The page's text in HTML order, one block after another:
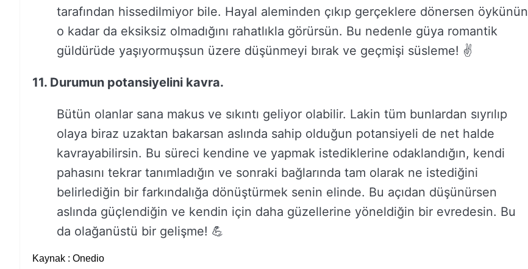
tarafından hissedilmiyor bile. Hayal aleminden çıkıp gerçeklere dönersen öykünün
o kadar da eksiksiz olmadığını rahatlıkla görürsün. Bu nedenle güya romantik
güldürüde yaşıyormuşsun üzere düşünmeyi bırak ve geçmişi süsleme! ✌️
11. Durumun potansiyelini kavra.
Bütün olanlar sana makus ve sıkıntı geliyor olabilir. Lakin tüm bunlardan sıyrılıp
olaya biraz uzaktan bakarsan aslında sahip olduğun potansiyeli de net halde
kavrayabilirsin. Bu süreci kendine ve yapmak istediklerine odaklandığın, kendi
pahasını tekrar tanımladığın ve sonraki bağlarında tam olarak ne istediğini
belirlediğin bir farkındalığa dönüştürmek senin elinde. Bu açıdan düşünürsen
aslında güçlendiğin ve kendin için daha güzellerine yöneldiğin bir evredesin. Bu
da olağanüstü bir gelişme! 💪
Kaynak : Onedio